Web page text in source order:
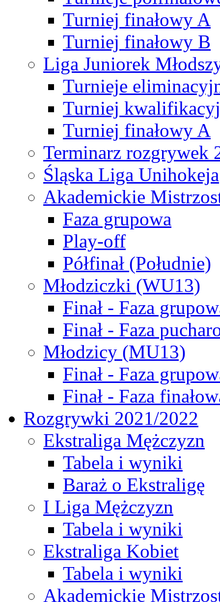
Turniej finałowy A
Turniej finałowy B
Liga Juniorek
Turnieje
Turniej
Turniej finałowy A
Terminarz rozgrywek
Śląska Liga Unihokeja
Akademickie
Faza grupowa
Play-off
Półfinał (Południe)
Młodziczki (WU13)
Finał - Faza
Finał - Faza
Młodzicy (MU13)
Finał - Faza
Finał - Faza
Rozgrywki 2021/2022
Ekstraliga Mężczyzn
Tabela i wyniki
Baraż o Ekstraligę
I Liga Mężczyzn
Tabela i wyniki
Ekstraliga Kobiet
Tabela i wyniki
Akademickie